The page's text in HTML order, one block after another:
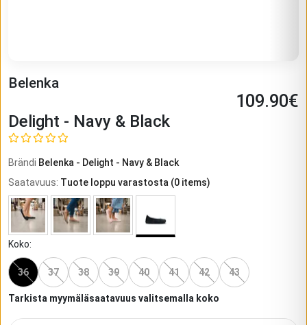
Belenka
109.90€
Delight - Navy & Black
Brändi Belenka - Delight - Navy & Black
Saatavuus: Tuote loppu varastosta (0 items)
Koko:
36 37 38 39 40 41 42 43
Tarkista myymäläsaatavuus valitsemalla koko